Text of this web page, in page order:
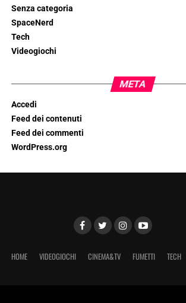
Senza categoria
SpaceNerd
Tech
Videogiochi
META
Accedi
Feed dei contenuti
Feed dei commenti
WordPress.org
HOME VIDEOGIOCHI CINEMA&TV FUMETTI TECH